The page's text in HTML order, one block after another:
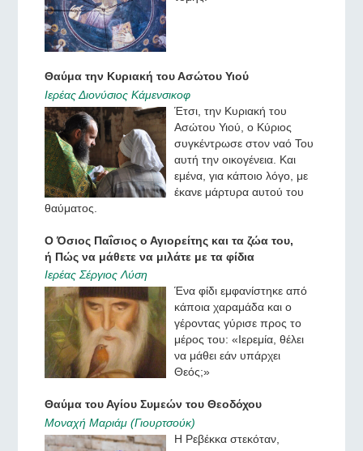
Θαύμα την Κυριακή του Ασώτου Υιού
Ιερέας Διονύσιος Κάμενσικοφ
Έτσι, την Κυριακή του
Ασώτου Υιού, ο Κύριος
συγκέντρωσε στον ναό Του
αυτή την οικογένεια. Και
εμένα, για κάποιο λόγο, με
έκανε μάρτυρα αυτού του
θαύματος.
Ο Όσιος Παΐσιος ο Αγιορείτης και τα ζώα του,
ή Πώς να μάθετε να μιλάτε με τα φίδια
Ιερέας Σέργιος Λύση
Ένα φίδι εμφανίστηκε από
κάποια χαραμάδα και ο
γέροντας γύρισε προς το
μέρος του: «Ιερεμία, θέλει
να μάθει εάν υπάρχει
Θεός;»
Θαύμα του Αγίου Συμεών του Θεοδόχου
Μοναχή Μαριάμ (Γιουρτσούκ)
Η Ρεβέκκα στεκόταν,